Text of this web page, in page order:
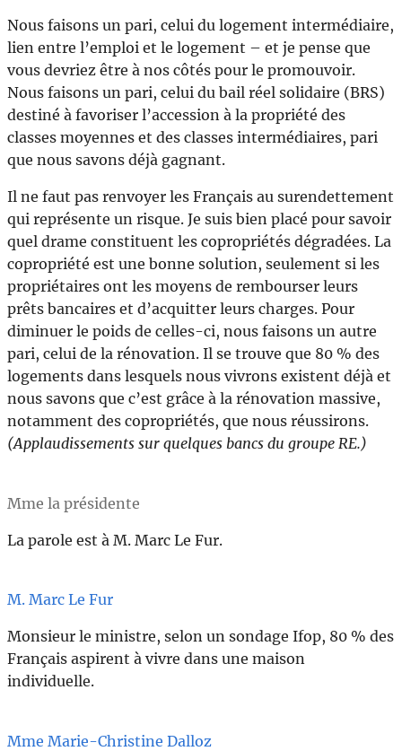
Nous faisons un pari, celui du logement intermédiaire,
lien entre l’emploi et le logement – et je pense que
vous devriez être à nos côtés pour le promouvoir.
Nous faisons un pari, celui du bail réel solidaire (BRS)
destiné à favoriser l’accession à la propriété des
classes moyennes et des classes intermédiaires, pari
que nous savons déjà gagnant.
Il ne faut pas renvoyer les Français au surendettement
qui représente un risque. Je suis bien placé pour savoir
quel drame constituent les copropriétés dégradées. La
copropriété est une bonne solution, seulement si les
propriétaires ont les moyens de rembourser leurs
prêts bancaires et d’acquitter leurs charges. Pour
diminuer le poids de celles-ci, nous faisons un autre
pari, celui de la rénovation. Il se trouve que 80 % des
logements dans lesquels nous vivrons existent déjà et
nous savons que c’est grâce à la rénovation massive,
notamment des copropriétés, que nous réussirons.
(Applaudissements sur quelques bancs du groupe RE.)
Mme la présidente
La parole est à M. Marc Le Fur.
M. Marc Le Fur
Monsieur le ministre, selon un sondage Ifop, 80 % des
Français aspirent à vivre dans une maison
individuelle.
Mme Marie-Christine Dalloz